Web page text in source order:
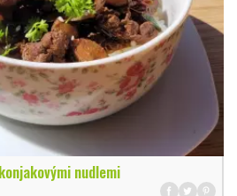
nudlemi